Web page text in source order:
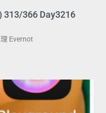
313/366 Day3216
Evernot